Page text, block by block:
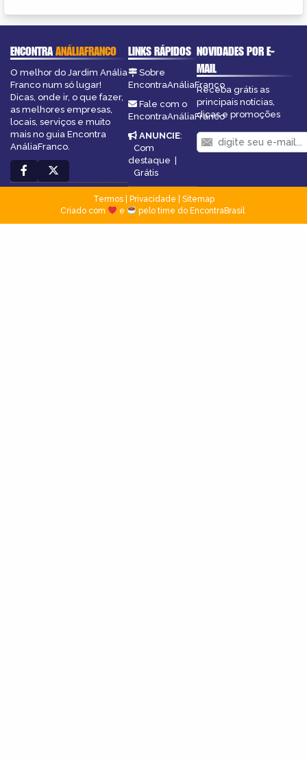
ENCONTRAANÁLIAFRANCO
O melhor do Jardim Anália
Franco num só lugar!
Dicas, onde ir, o que fazer,
as melhores empresas,
locais, serviços e muito
mais no guia Encontra
AnáliaFranco.
LINKS RÁPIDOS
Sobre
EncontraAnáliaFranco
Fale com o
EncontraAnáliaFranco
ANUNCIE:
Com
destaque |
Grátis
NOVIDADES POR E-
MAIL
Receba grátis as
principais notícias,
dicas e promoções
Termos| Privacidade
Sitemap
Criado com
e pelo time do EncontraBrasil